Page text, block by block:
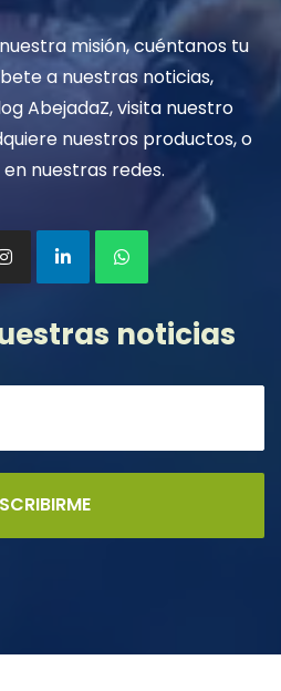
misión, cuéntanos tu
a nuestras noticias,
AbejadaZ, visita nuestro
nuestros productos, o
nuestras redes.
noticias